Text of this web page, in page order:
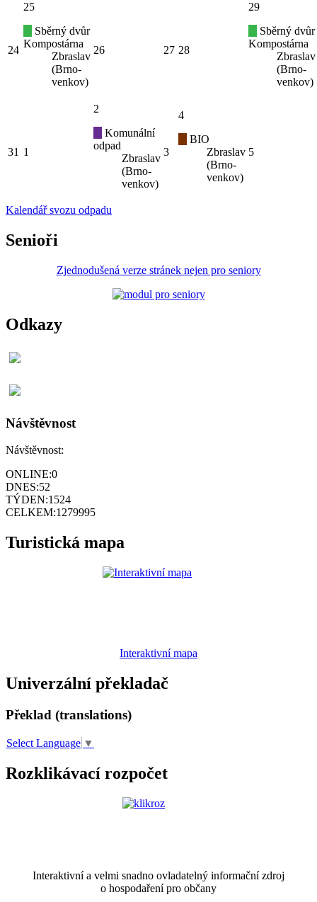
24
25
Sběrný dvůr
Kompostárna
Zbraslav
(Brno-
venkov)
26 27 28
29
Sběrný dvůr
Kompostárna
Zbraslav
(Brno-
venkov)
31 1
2
Komunální
odpad
Zbraslav
(Brno-
venkov)
3
4
BIO
Zbraslav
(Brno-
venkov)
5
Kalendář svozu odpadu
Senioři
Zjednodušená verze stránek nejen pro seniory
Odkazy
Návštěvnost
Návštěvnost:
ONLINE:0
DNES:52
TÝDEN:1524
CELKEM:1279995
Turistická mapa
Interaktivní mapa
Univerzální překladač
Překlad (translations)
Select Language ▼
Rozklikávací rozpočet
Interaktivní a velmi snadno ovladatelný informační zdroj
o hospodaření pro občany